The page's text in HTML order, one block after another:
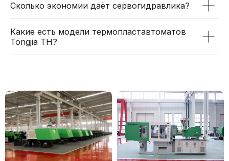
Сколько экономии даёт сервогидравлика?
Какие есть модели термопластавтоматов
Tongjia TH?